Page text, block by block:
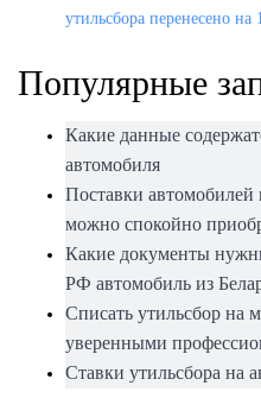
утильсбора перенесено на
Популярные
Какие данные
автомобиля
Поставки
можно спокойно
Какие документы
РФ автомобиль из
Списать утильсбор на
уверенными
Ставки утильсбора на